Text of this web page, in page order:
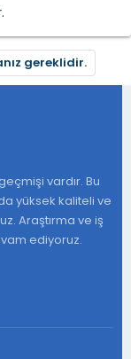
gereklidir.
vardır. Bu
yüksek kaliteli ve
Araştırma ve iş
ediyoruz.